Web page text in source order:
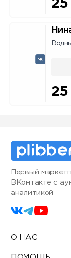
25
25
Первый
ВКонтакте с
аналитикой
О НАС